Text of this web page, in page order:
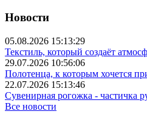
Новости
05.08.2026 15:13:29
Текстиль, который создаёт
29.07.2026 10:56:06
Полотенца, к которым хочется
22.07.2026 15:13:46
Сувенирная рогожка - частичка
Все новости